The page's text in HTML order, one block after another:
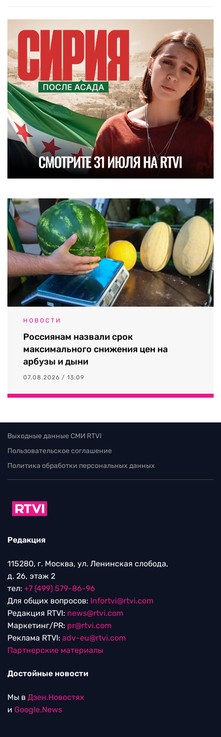
НОВОСТИ
Россиянам назвали срок
максимального снижения цен на
арбузы и дыни
07.08.2026 / 13:09
Выходные данные СМИ RTVI
Пользовательское соглашение
Политика обработки персональных данных
Редакция
115280, г. Москва, ул. Ленинская слобода,
д. 26, этаж 2
тел: +7 (499) 579-86-96
Для общих вопросов: Infortvi@rtvi.com
Редакция RTVI: news@rtvi.com
Маркетинг/PR: pr@rtvi.com
Реклама RTVI: adv-eu@rtvi.com
Партнерские материалы
Достойные новости
Мы в Дзен.Новостях
и Google.News